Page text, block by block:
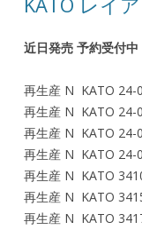
近日発売 予約受付中
再生産 N KATO 24-
再生産 N KATO 24-
再生産 N KATO 24-
再生産 N KATO 24-
再生産 N KATO
再生産 N KATO
再生産 N KATO